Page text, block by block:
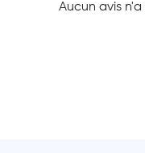
Aucun avis